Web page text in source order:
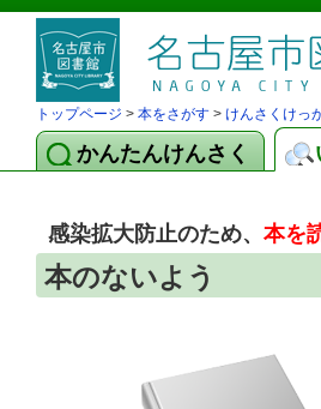
トップページ > 本をさがす > けんさくけっ
かんたんけんさく
感染拡大防止のため、 本を
本のないよう